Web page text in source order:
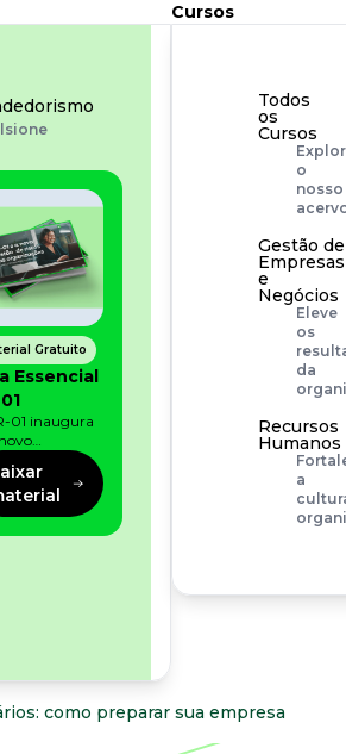
Gratuito
Essencial
01 inaugura
na
de riscos:
além dos
físicos e
as
Cursos
Todos
os
Cursos
o
nosso
Gestão de
Empresas
e
Negócios
Eleve
os
da
Recursos
Humanos
a
como preparar sua empresa